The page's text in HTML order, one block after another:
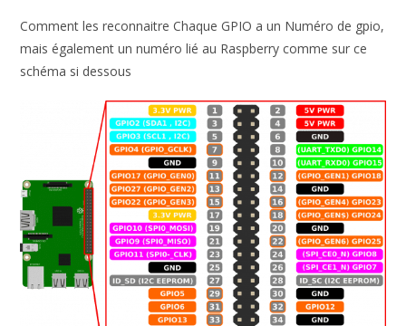
Comment les reconnaitre Chaque GPIO a un Numéro de gpio,
mais également un numéro lié au Raspberry comme sur ce
schéma si dessous